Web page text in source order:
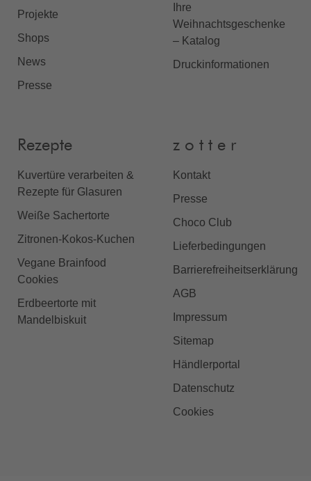
Projekte
Shops
News
Presse
Ihre
Weihnachtsgeschenke
– Katalog
Druckinformationen
Rezepte
Kuvertüre verarbeiten &
Rezepte für Glasuren
Weiße Sachertorte
Zitronen-Kokos-Kuchen
Vegane Brainfood
Cookies
Erdbeertorte mit
Mandelbiskuit
z o t t e r
Kontakt
Presse
Choco Club
Lieferbedingungen
Barrierefreiheitserklärung
AGB
Impressum
Sitemap
Händlerportal
Datenschutz
Cookies